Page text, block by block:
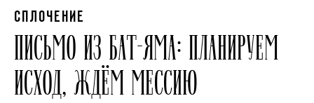
СПЛОЧЕНИЕ
ПИСЬМО ИЗ БАТ-ЯМА: ПЛАНИРУЕМ
ИСХОД, ЖДЁМ МЕССИЮ